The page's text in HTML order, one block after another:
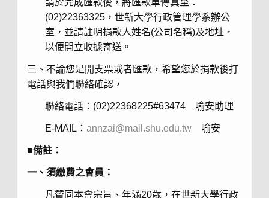
(02)22363325，世新大學行政管理學系辦公
室，並請註明捐款人姓名(公司名稱)及地址，
以便開立收據寄送。
三、不論您是開支票或者匯款，希望您於捐款後打
電話與我們聯絡確認，
聯絡電話：(02)22368225#63474 喻安助理
E-MAIL： annzai@mail.shu.edu.tw喻安
■備註：
一、須繳費之會員：
凡贊同本會宗旨、年滿20歲，在世新大學行政